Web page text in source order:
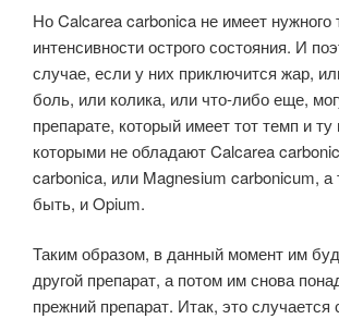
Но Calcarea carbonica не имеет нужного
интенсивности острого состояния. И
случае, если у них приключится жар,
боль, или колика, или что-либо еще,
препарате, который имеет тот темп и ту
которыми не обладают Calcarea
carbonica, или Magnesium carbonicum, а
быть, и Opium.
Таким образом, в данный момент им
другой препарат, а потом им снова
прежний препарат. Итак, это случается